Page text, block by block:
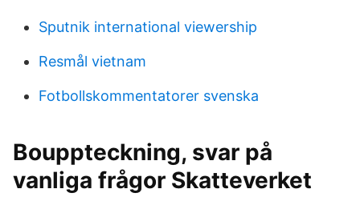
Sputnik international viewership
Resmål vietnam
Fotbollskommentatorer svenska
Bouppteckning, svar på
vanliga frågor Skatteverket